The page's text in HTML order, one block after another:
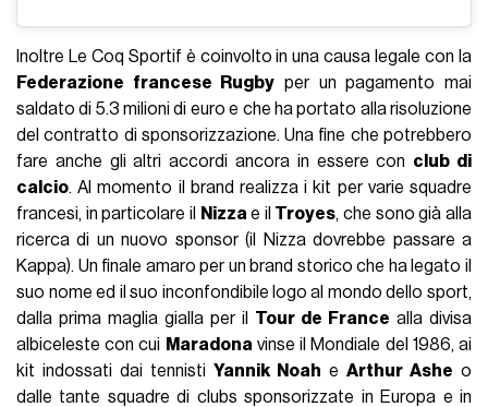
Inoltre Le Coq Sportif è coinvolto in una causa legale con la
Federazione francese Rugby per un pagamento mai
saldato di 5.3 milioni di euro e che ha portato alla risoluzione
del contratto di sponsorizzazione. Una fine che potrebbero
fare anche gli altri accordi ancora in essere con club di
calcio. Al momento il brand realizza i kit per varie squadre
francesi, in particolare il
Nizza e il Troyes, che sono già alla
ricerca di un nuovo sponsor (il Nizza dovrebbe passare a
Kappa). Un finale amaro per un brand storico che ha legato il
suo nome ed il suo inconfondibile logo al mondo dello sport,
dalla prima maglia gialla per il Tour de France alla divisa
albiceleste con cui Maradona vinse il Mondiale del 1986, ai
kit indossati dai tennistiYannik Noah eArthur Ashe o
dalle tante squadre di clubs sponsorizzate in Europa e in